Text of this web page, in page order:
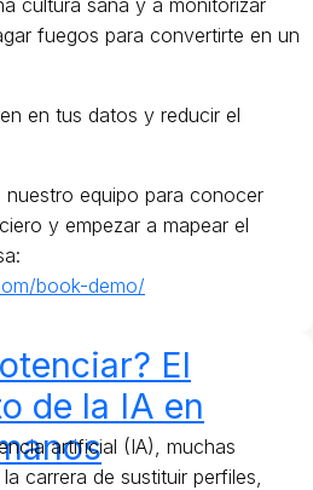
cultura sana y a monitorizar
fuegos para convertirte en un
en tus datos y reducir el
nuestro equipo para conocer
y empezar a mapear el
book-demo/
El
de la IA en
artificial (IA), muchas
carrera de sustituir perfiles,